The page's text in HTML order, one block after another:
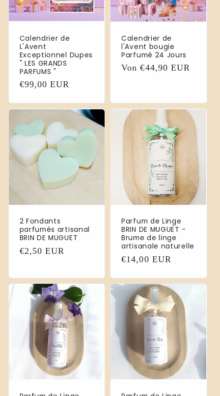
Calendrier de
L'Avent
Exceptionnel Dupes
" LES GRANDS
PARFUMS "
Normaler
€99,00 EUR
Calendrier de
l'Avent bougie
Parfumé 24 Jours
Normaler
Von €44,90 EUR
2 Fondants
parfumés artisanal
BRIN DE MUGUET
Normaler
€2,50 EUR
Parfum de Linge
BRIN DE MUGUET -
Brume de linge
artisanale naturelle
Normaler
€14,00 EUR